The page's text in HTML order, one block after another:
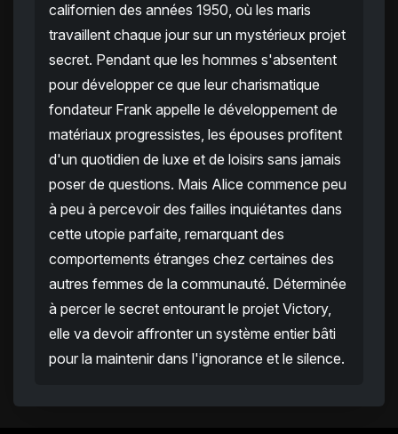
californien des années 1950, où les maris
travaillent chaque jour sur un mystérieux projet
secret. Pendant que les hommes s'absentent
pour développer ce que leur charismatique
fondateur Frank appelle le développement de
matériaux progressistes, les épouses profitent
d'un quotidien de luxe et de loisirs sans jamais
poser de questions. Mais Alice commence peu
à peu à percevoir des failles inquiétantes dans
cette utopie parfaite, remarquant des
comportements étranges chez certaines des
autres femmes de la communauté. Déterminée
à percer le secret entourant le projet Victory,
elle va devoir affronter un système entier bâti
pour la maintenir dans l'ignorance et le silence.